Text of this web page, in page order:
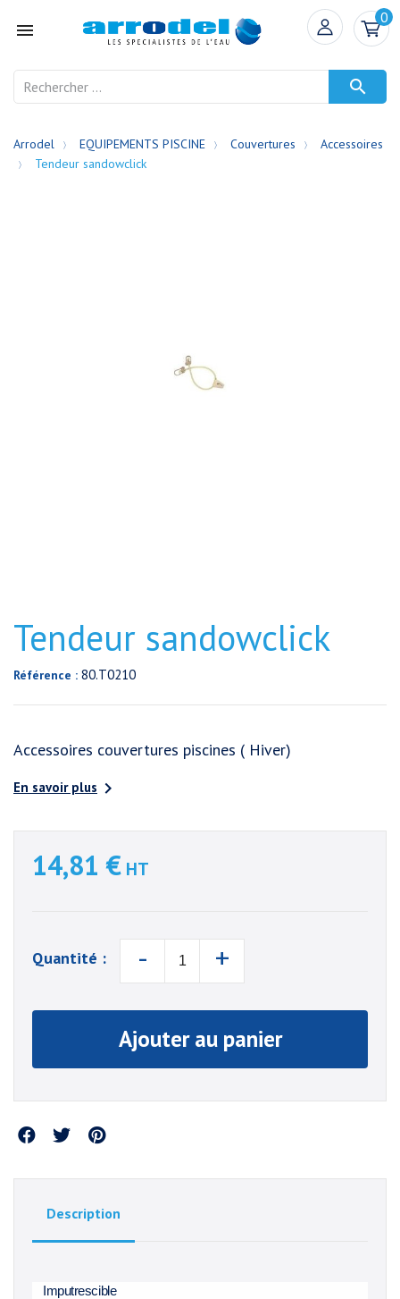

0

Arrodel EQUIPEMENTS PISCINE Couvertures
Accessoires
Tendeur sandowclick
Tendeur sandowclick
Référence : 80.T0210
Accessoires couvertures piscines ( Hiver)
En savoir plus 
14,81 € HT
Quantité : - +
Ajouter au panier
Partager
Description
Imputrescible